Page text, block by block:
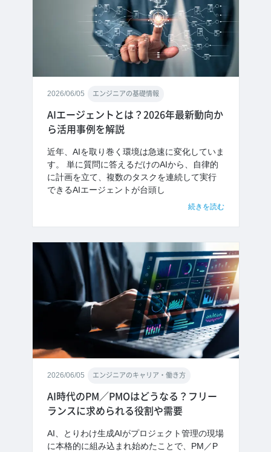
2026/06/05 エンジニアの基礎情報
AIエージェントとは？2026年最新動向か
ら活用事例を解説
近年、AIを取り巻く環境は急速に変化していま
す。 単に質問に答えるだけのAIから、自律的
に計画を立て、複数のタスクを連続して実行
できるAIエージェントが台頭し
続きを読む
2026/06/05 エンジニアのキャリア・働き方
AI時代のPM／PMOはどうなる？フリー
ランスに求められる役割や需要
AI、とりわけ生成AIがプロジェクト管理の現場
に本格的に組み込まれ始めたことで、PM／P